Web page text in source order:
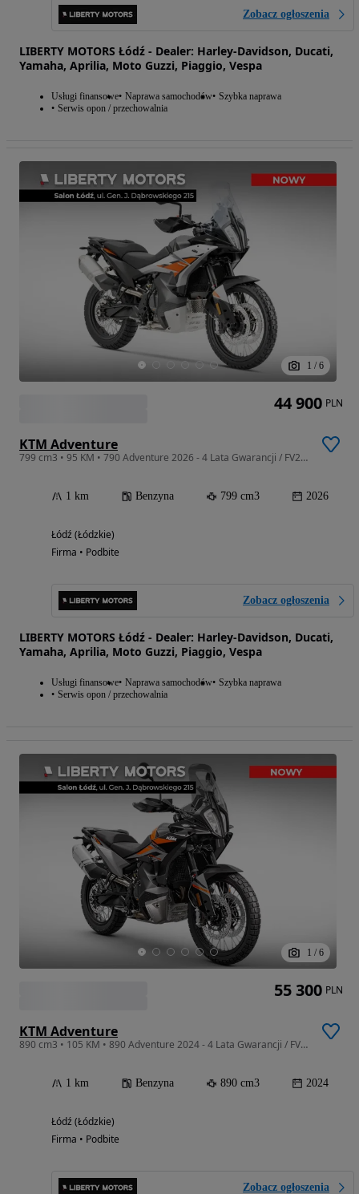
Zobacz ogłoszenia
LIBERTY MOTORS Łódź - Dealer: Harley-Davidson, Ducati,
Yamaha, Aprilia, Moto Guzzi, Piaggio, Vespa
Usługi finansowe Naprawa samochodów Szybka naprawa
Serwis opon / przechowalnia
1 / 6
KTM Adventure
799 cm3 • 95 KM • 790 Adventure 2026 - 4 Lata Gwarancji / FV23% / ŁÓDŹ
1 km Benzyna 799 cm3 2026
Łódź (Łódzkie)
Firma • Podbite
Zobacz ogłoszenia
LIBERTY MOTORS Łódź - Dealer: Harley-Davidson, Ducati,
Yamaha, Aprilia, Moto Guzzi, Piaggio, Vespa
Usługi finansowe Naprawa samochodów Szybka naprawa
Serwis opon / przechowalnia
44 900 PLN
1 / 6
KTM Adventure
890 cm3 • 105 KM • 890 Adventure 2024 - 4 Lata Gwarancji / FV23% / ŁÓDŹ / Raty 0%
1 km Benzyna 890 cm3 2024
Łódź (Łódzkie)
Firma • Podbite
Zobacz ogłoszenia
55 300 PLN